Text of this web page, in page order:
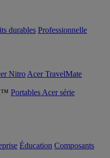
durables Professionnelle
Nitro Acer TravelMate
Portables Acer série
Éducation Composants